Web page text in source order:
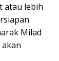
atau lebih
Milad